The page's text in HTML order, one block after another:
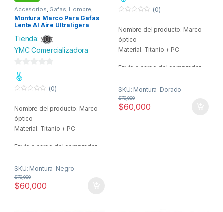
Accesorios Gafas Hombre
Moda
Montura Marco Para Gafas
Lente Al Aire Ultraligera
Tienda:
YMC Comercializadora
0
d
5
u
o
f
5
(0)
Nombre del producto: Marco
óptico
Material: Titanio + PC
Envío a cargo del comprador.
SKU: Montura-Negro
$60,000
$70,000
d
5
u
o
f
5
(0)
Nombre del producto: Marco
óptico
Material: Titanio + PC
Envío a cargo del comprador.
SKU: Montura-Dorado
$60,000
$70,000